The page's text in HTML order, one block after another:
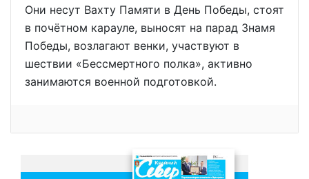
Они несут Вахту Памяти в День Победы, стоят
в почётном карауле, выносят на парад Знамя
Победы, возлагают венки, участвуют в
шествии «Бессмертного полка», активно
занимаются военной подготовкой.